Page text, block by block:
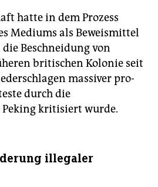
hatte in dem Prozess
Mediums als Beweismittel
Beschneidung von
britischen Kolonie seit
massiver pro-
durch die
kritisiert wurde.
illegaler